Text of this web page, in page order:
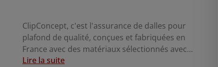
ClipConcept, c'est l'assurance de dalles pour
plafond de qualité, conçues et fabriquées en
France avec des matériaux sélectionnés avec
soin.
Lire la suite